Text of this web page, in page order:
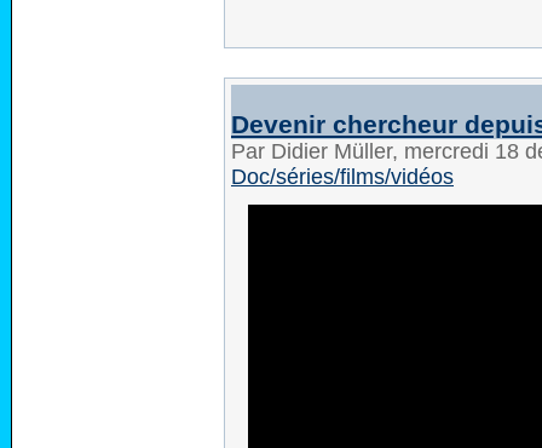
Devenir chercheur
Par Didier Müller, mercredi 18
Doc/séries/films/vidéos